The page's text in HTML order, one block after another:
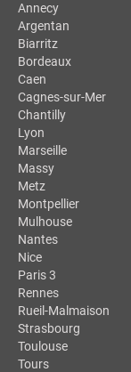
Annecy
Argentan
Biarritz
Bordeaux
Caen
Cagnes-sur-Mer
Chantilly
Lyon
Marseille
Massy
Metz
Montpellier
Mulhouse
Nantes
Nice
Paris 3
Rennes
Rueil-Malmaison
Strasbourg
Toulouse
Tours